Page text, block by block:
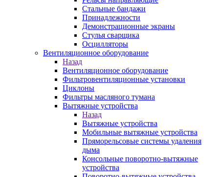
Стальные бандажи
Принадлежности
Демонстрационные экраны
Стулья сварщика
Осцилляторы
Вентиляционное оборудование
Назад
Вентиляционное оборудование
Фильтровентиляционные установки
Циклоны
Фильтры масляного тумана
Вытяжные устройства
Назад
Вытяжные устройства
Мобильные вытяжные устройства
Пряморельсовые системы удаления
дыма
Консольные поворотно-вытяжные
устройства